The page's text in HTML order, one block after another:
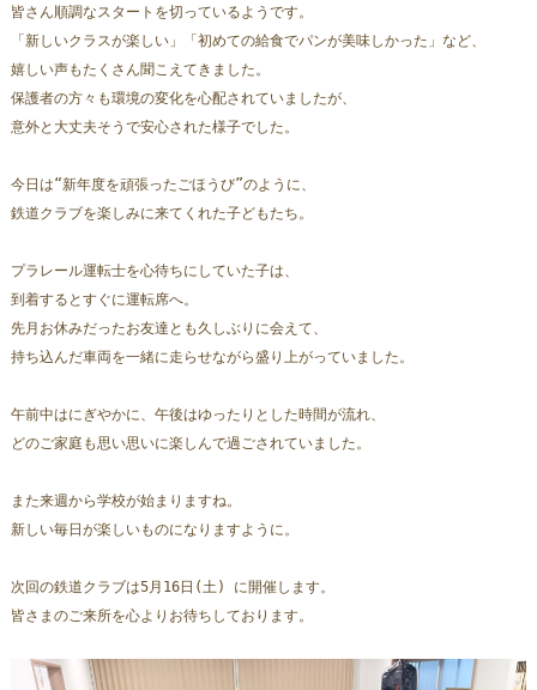
皆さん順調なスタートを切っているようです。
「新しいクラスが楽しい」「初めての給食でパンが美味しかった」など、
嬉しい声もたくさん聞こえてきました。
保護者の方々も環境の変化を心配されていましたが、
意外と大丈夫そうで安心された様子でした。
今日は“新年度を頑張ったごほうび”のように、
鉄道クラブを楽しみに来てくれた子どもたち。
プラレール運転士を心待ちにしていた子は、
到着するとすぐに運転席へ。
先月お休みだったお友達とも久しぶりに会えて、
持ち込んだ車両を一緒に走らせながら盛り上がっていました。
午前中はにぎやかに、午後はゆったりとした時間が流れ、
どのご家庭も思い思いに楽しんで過ごされていました。
また来週から学校が始まりますね。
新しい毎日が楽しいものになりますように。
次回の鉄道クラブは5月16日(土) に開催します。
皆さまのご来所を心よりお待ちしております。